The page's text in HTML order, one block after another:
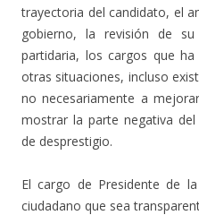
trayectoria del candidato, el
gobierno, la revisión de
partidaria, los cargos que
otras situaciones, incluso
no necesariamente a
mostrar la parte negativa
de desprestigio.
El cargo de Presidente de
ciudadano que sea